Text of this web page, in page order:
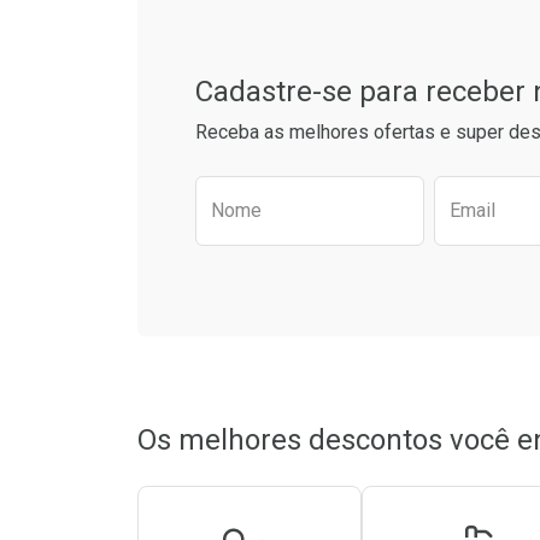
Ativar Desconto
Cadastre-se para receber
Receba as melhores ofertas e super
Preencha o formulário
Nome Email
Os melhores descontos você